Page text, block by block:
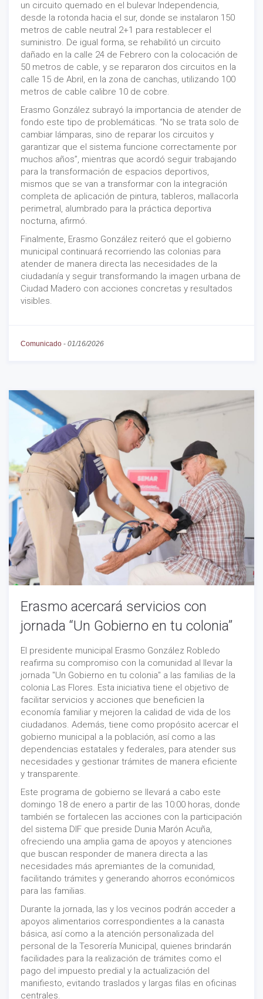
un circuito quemado en el bulevar Independencia,
desde la rotonda hacia el sur, donde se instalaron 150
metros de cable neutral 2+1 para restablecer el
suministro. De igual forma, se rehabilitó un circuito
dañado en la calle 24 de Febrero con la colocación de
50 metros de cable, y se repararon dos circuitos en la
calle 15 de Abril, en la zona de canchas, utilizando 100
metros de cable calibre 10 de cobre.
Erasmo González subrayó la importancia de atender de
fondo este tipo de problemáticas. “No se trata solo de
cambiar lámparas, sino de reparar los circuitos y
garantizar que el sistema funcione correctamente por
muchos años”, mientras que acordó seguir trabajando
para la transformación de espacios deportivos,
mismos que se van a transformar con la integración
completa de aplicación de pintura, tableros, mallacorla
perimetral, alumbrado para la práctica deportiva
nocturna, afirmó.
Finalmente, Erasmo González reiteró que el gobierno
municipal continuará recorriendo las colonias para
atender de manera directa las necesidades de la
ciudadanía y seguir transformando la imagen urbana de
Ciudad Madero con acciones concretas y resultados
visibles.
Comunicado - 01/16/2026
Erasmo acercará servicios con
jornada “Un Gobierno en tu colonia”
El presidente municipal Erasmo González Robledo
reafirma su compromiso con la comunidad al llevar la
jornada "Un Gobierno en tu colonia" a las familias de la
colonia Las Flores. Esta iniciativa tiene el objetivo de
facilitar servicios y acciones que beneficien la
economía familiar y mejoren la calidad de vida de los
ciudadanos. Además, tiene como propósito acercar el
gobierno municipal a la población, así como a las
dependencias estatales y federales, para atender sus
necesidades y gestionar trámites de manera eficiente
y transparente.
Este programa de gobierno se llevará a cabo este
domingo 18 de enero a partir de las 10:00 horas, donde
también se fortalecen las acciones con la participación
del sistema DIF que preside Dunia Marón Acuña,
ofreciendo una amplia gama de apoyos y atenciones
que buscan responder de manera directa a las
necesidades más apremiantes de la comunidad,
facilitando trámites y generando ahorros económicos
para las familias.
Durante la jornada, las y los vecinos podrán acceder a
apoyos alimentarios correspondientes a la canasta
básica, así como a la atención personalizada del
personal de la Tesorería Municipal, quienes brindarán
facilidades para la realización de trámites como el
pago del impuesto predial y la actualización del
manifiesto, evitando traslados y largas filas en oficinas
centrales.